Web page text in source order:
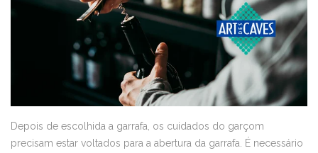
Depois de escolhida a garrafa, os cuidados do garçom
precisam estar voltados para a abertura da garrafa. É necessário